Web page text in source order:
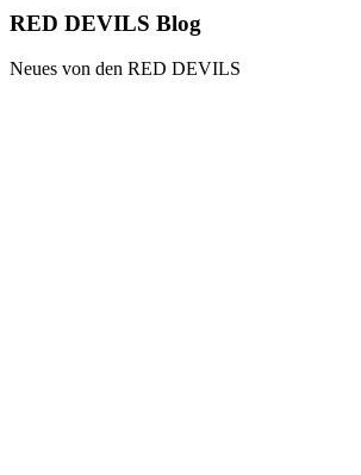
RED DEVILS Blog
Neues von den RED DEVILS